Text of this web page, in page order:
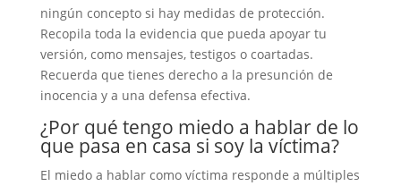
ningún concepto si hay medidas de protección.
Recopila toda la evidencia que pueda apoyar tu
versión, como mensajes, testigos o coartadas.
Recuerda que tienes derecho a la presunción de
inocencia y a una defensa efectiva.
¿Por qué tengo miedo a hablar de lo
que pasa en casa si soy la víctima?
El miedo a hablar como víctima responde a múltiples